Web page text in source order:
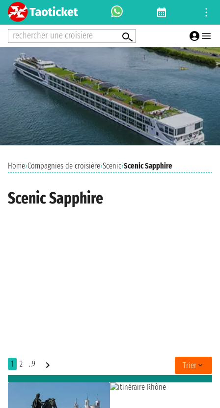
rechercher une croisiere
Home›Compagnies de croisière›Scenic›Scenic Sapphire
Scenic Sapphire
1 2 ..9 Trier